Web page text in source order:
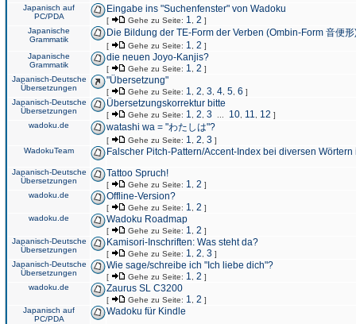
Japanisch auf
PC/PDA
Eingabe ins "Suchenfenster" von Wadoku
[ Gehe zu Seite: 1 2 ]
Japanische
Grammatik
Die Bildung der TE-Form der Verben (Ombin-Form 音便形
[ Gehe zu Seite: 1 2 ]
Japanische
Grammatik
die neuen Joyo-Kanjis?
[ Gehe zu Seite: 1 2 ]
Japanisch-Deutsche
Übersetzungen
"Übersetzung"
[ Gehe zu Seite: 1 2 3 4 5 6 ]
Japanisch-Deutsche
Übersetzungen
Übersetzungskorrektur bitte
[ Gehe zu Seite: 1 2 3 10 11 12 ]
wadoku.de
watashi wa = "わたしは"?
[ Gehe zu Seite: 1 2 3 ]
WadokuTeam
Falscher Pitch-Pattern/Accent-Index bei diversen
Japanisch-Deutsche
Übersetzungen
Tattoo Spruch!
[ Gehe zu Seite: 1 2 ]
wadoku.de
Offline-Version?
[ Gehe zu Seite: 1 2 ]
wadoku.de
Wadoku Roadmap
[ Gehe zu Seite: 1 2 ]
Japanisch-Deutsche
Übersetzungen
Kamisori-Inschriften: Was steht da?
[ Gehe zu Seite: 1 2 3 ]
Japanisch-Deutsche
Übersetzungen
Wie sage/schreibe ich "Ich liebe dich"?
[ Gehe zu Seite: 1 2 ]
wadoku.de
Zaurus SL C3200
[ Gehe zu Seite: 1 2 ]
Japanisch auf
PC/PDA
Wadoku für Kindle